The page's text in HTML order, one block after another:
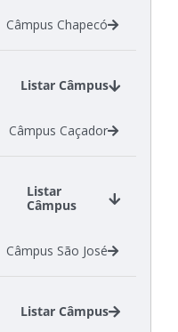
Câmpus Chapecó
Listar Câmpus
Câmpus Caçador
Listar
Câmpus
Câmpus São José
Listar Câmpus